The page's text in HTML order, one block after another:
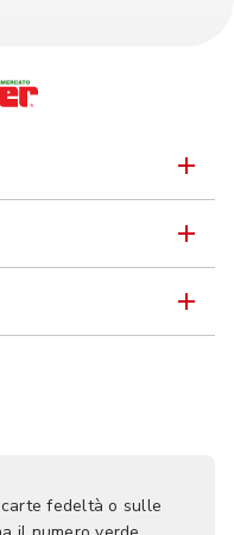
fedeltà o sulle